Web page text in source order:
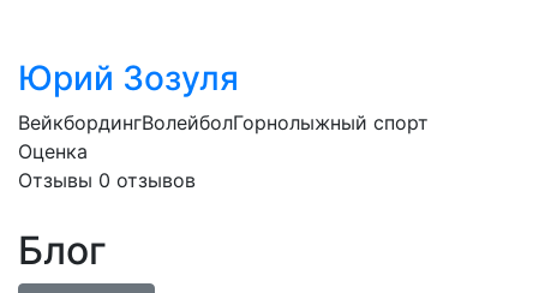
Юрий Зозуля
ВейкбордингВолейболГорнолыжный спорт
Оценка
Отзывы 0 отзывов
Блог